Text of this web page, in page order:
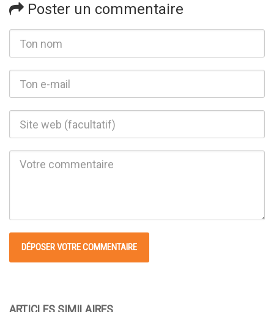
Poster un commentaire